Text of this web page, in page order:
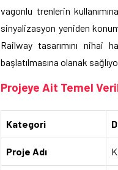
vagonlu trenlerin
sinyalizasyon yeniden
Railway tasarımını nihai
başlatılmasına olanak
Projeye Ait Temel
Kategori
Proje Adı